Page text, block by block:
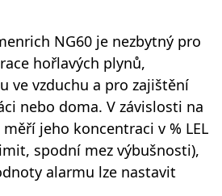
NG60 je nezbytný pro
hořlavých plynů,
ve vzduchu a pro zajištění
nebo doma. V závislosti na
jeho koncentraci v % LEL
spodní mez výbušnosti),
alarmu lze nastavit